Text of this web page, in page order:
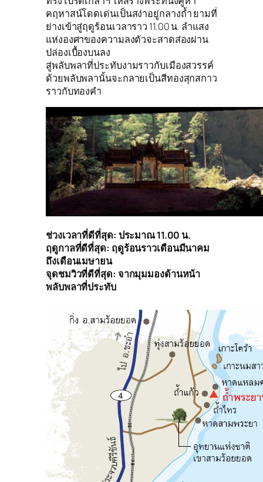
คฤหาสน์โดดเด่นเป็นสง่าอยู่กลางถ้ำ ยามที่
ย่างเข้าสู่ฤดูร้อนเวลาราว 11.00 น. ลำแสง
แห่งองศาของความลงตัวจะสาดส่องผ่าน
ปล่องเบื้องบนลง
สู่พลับพลาที่ประทับงามราวกับเมืองสวรรค์
ด้วยพลับพลานั้นจะกลายเป็นสีทองสุกสกาว
ราวกับทองคำ
ช่วงเวลาที่ดีที่สุด: ประมาณ 11.00 น.
ฤดูกาลที่ดีที่สุด: ฤดูร้อนราวเดือนมีนาคม
ถึงเดือนเมษายน
จุดชมวิวที่ดีที่สุด: จากมุมมองด้านหน้า
พลับพลาที่ประทับ